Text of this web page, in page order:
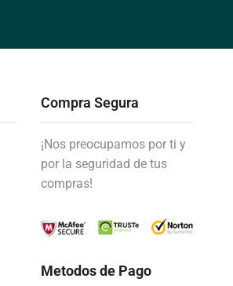
Compra Segura
¡Nos preocupamos por ti y
por la seguridad de tus
compras!
Metodos de Pago